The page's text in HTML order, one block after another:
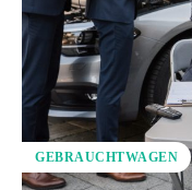
GEBRAUCHTWAGEN